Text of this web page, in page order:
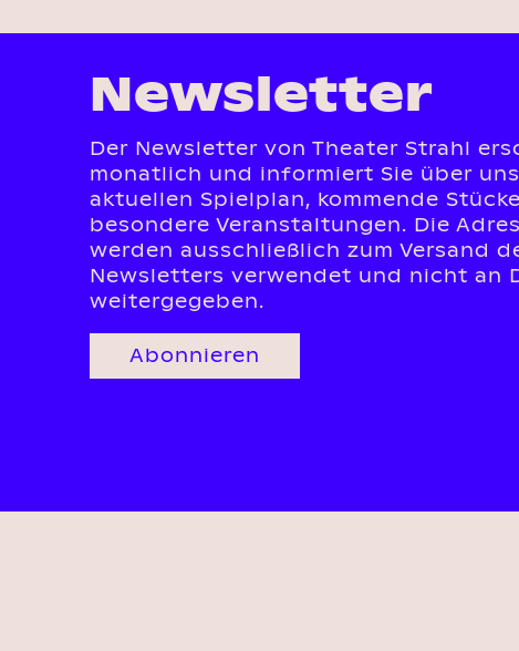
Newsletter
Der Newsletter von Theater Strahl
monatlich und informiert Sie über
aktuellen Spielplan, kommende
besondere Veranstaltungen. Die
werden ausschließlich zum Versand
Newsletters verwendet und nicht an
weitergegeben.
Abonnieren